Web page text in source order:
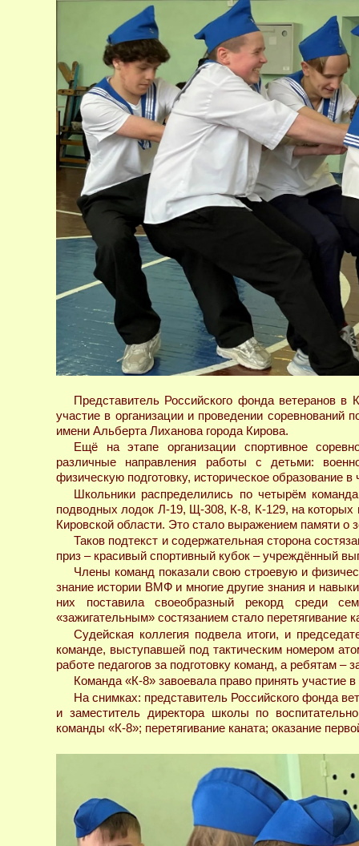
Представитель Российского фонда ветеранов
участие в организации и проведении
имени Альберта Лиханова города Кирова.
Ещё на этапе организации спортивное
различные направления работы с детьми:
физическую подготовку, историческое образование
Школьники распределились по четырём
подводных лодок Л-19, Щ-308, К-8, К-129, на которых
Кировской области. Это стало выражением памяти
Таков подтекст и содержательная сторона
приз – красивый спортивный кубок – учреждённый
Члены команд показали свою строевую и
знание истории ВМФ и многие другие знания и
них поставила своеобразный рекорд среди
«зажигательным» состязанием стало перетягивание
Судейская коллегия подвела итоги, и
команде, выступавшей под тактическим номером
работе педагогов за подготовку команд, а ребятам
Команда «К-8» завоевала право принять участие
На снимках: представитель Российского фонда
и заместитель директора школы по
команды «К-8»; перетягивание каната; оказание